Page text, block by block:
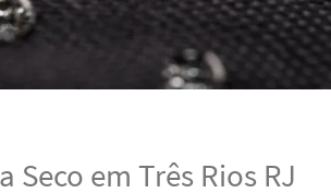
Seco em Três Rios RJ